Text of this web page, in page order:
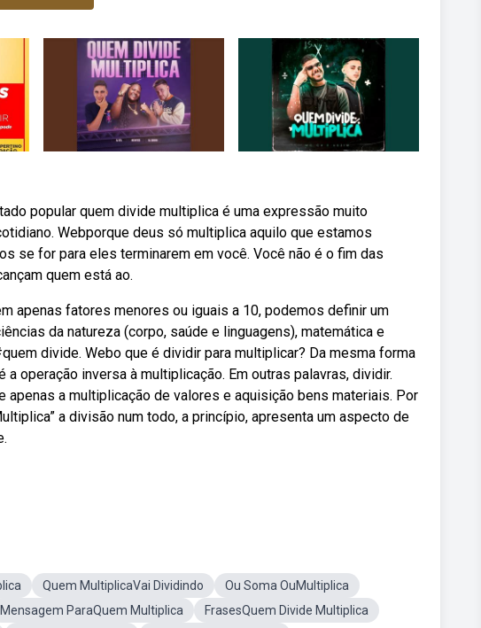
popular quem divide multiplica é uma expressão muito
Webporque deus só multiplica aquilo que estamos
se for para eles terminarem em você. Você não é o fim das
quem está ao.
apenas fatores menores ou iguais a 10, podemos definir um
da natureza (corpo, saúde e linguagens), matemática e
divide. Webo que é dividir para multiplicar? Da mesma forma
operação inversa à multiplicação. Em outras palavras, dividir.
a multiplicação de valores e aquisição bens materiais. Por
a divisão num todo, a princípio, apresenta um aspecto de
Quem MultiplicaVai Dividindo
Ou Soma OuMultiplica
Mensagem ParaQuem Multiplica
FrasesQuem Divide Multiplica